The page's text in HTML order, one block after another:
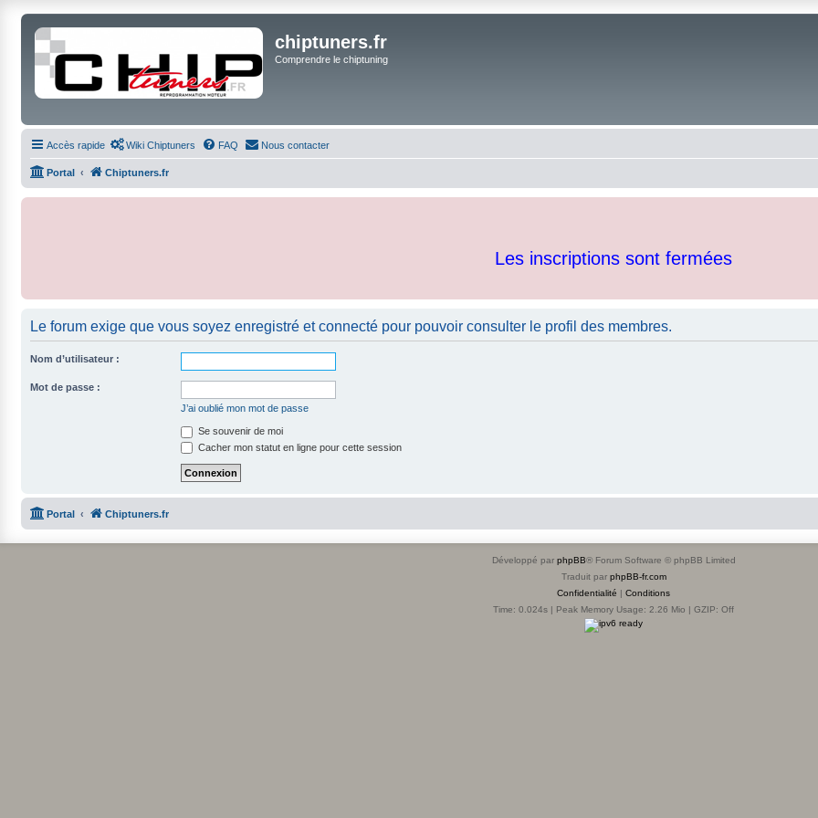
chiptuners.fr
Comprendre le chiptuning
Accès rapide Wiki Chiptuners FAQ Nous contacter
Portal Chiptuners.fr
Les inscriptions sont fermées
Le forum exige que vous soyez enregistré et connecté pour pouvoir consulter le profil des membres.
Nom d’utilisateur :
Mot de passe :
J’ai oublié mon mot de passe
Se souvenir de moi
Cacher mon statut en ligne pour cette session
Portal Chiptuners.fr
Développé par phpBB® Forum Software © phpBB Limited
Traduit par phpBB-fr.com
Confidentialité | Conditions
Time: 0.024s | Peak Memory Usage: 2.26 Mio | GZIP: Off